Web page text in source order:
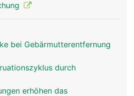
bei Gebärmutterentfernung
durch
erhöhen das